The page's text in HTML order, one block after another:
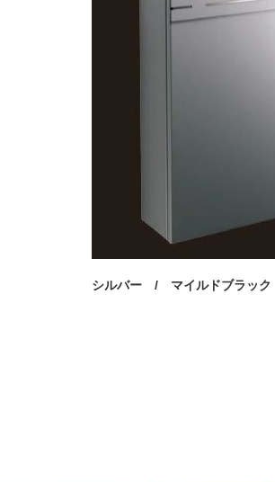
シルバー / マイルドブラック